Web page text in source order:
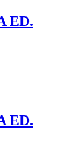
ED.
ED.